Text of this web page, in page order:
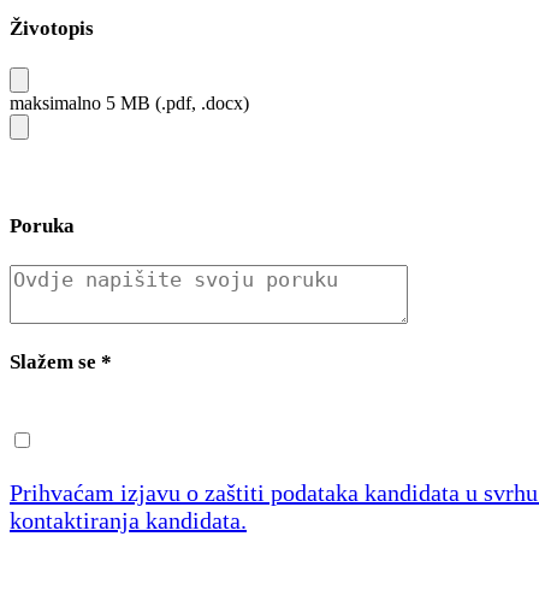
Životopis
maksimalno 5 MB (.pdf, .docx)
Poruka
Slažem se *
Prihvaćam izjavu o zaštiti podataka kandidata u
kontaktiranja kandidata.